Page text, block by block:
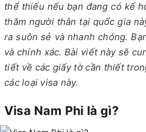
thể thiếu nếu bạn đang có kế
thăm người thân tại quốc gia
ra suôn sẻ và nhanh chóng.
và chính xác. Bài viết này sẽ
tiết về các giấy tờ cần thiết
các loại visa này.
Visa Nam Phi là gì?